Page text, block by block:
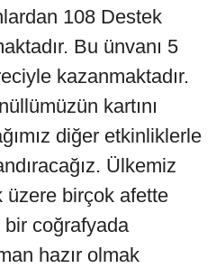
108 Destek
Bu ünvanı 5
kazanmaktadır.
kartını
diğer etkinliklerle
Ülkemiz
üzere birçok afette
bir coğrafyada
hazır olmak